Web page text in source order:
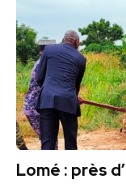
Lomé : près